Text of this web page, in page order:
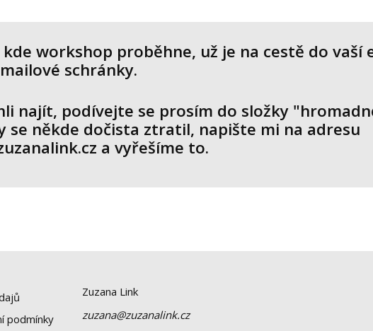
workshop proběhne, už je na cestě do vaší
mailové schránky.
najít, podívejte se prosím do složky
se někde dočista ztratil, napište mi na adresu
a vyřešíme to.
podmínky
Zuzana Link
zuzana@zuzanalink.cz